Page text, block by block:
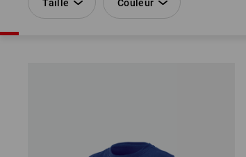
Taille Couleur